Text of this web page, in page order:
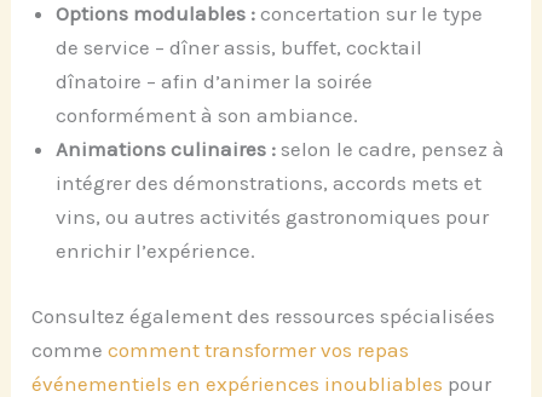
Options modulables : concertation sur le type
de service – dîner assis, buffet, cocktail
dînatoire – afin d’animer la soirée
conformément à son ambiance.
Animations culinaires : selon le cadre, pensez à
intégrer des démonstrations, accords mets et
vins, ou autres activités gastronomiques pour
enrichir l’expérience.
Consultez également des ressources spécialisées
commecomment transformer vos repas
événementiels en expériences inoubliables pour